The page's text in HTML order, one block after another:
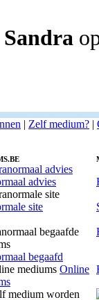
Sandra
| Zelf medium? |
advies
site
begaafd
Online